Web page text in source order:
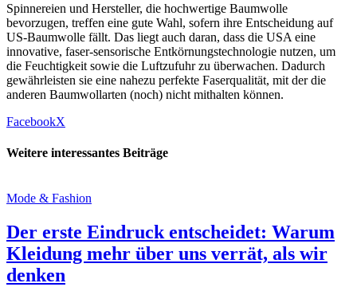
Spinnereien und Hersteller, die hochwertige Baumwolle
bevorzugen, treffen eine gute Wahl, sofern ihre Entscheidung auf
US-Baumwolle fällt. Das liegt auch daran, dass die USA eine
innovative, faser-sensorische Entkörnungstechnologie nutzen, um
die Feuchtigkeit sowie die Luftzufuhr zu überwachen. Dadurch
gewährleisten sie eine nahezu perfekte Faserqualität, mit der die
anderen Baumwollarten (noch) nicht mithalten können.
FacebookX
Weitere interessantes Beiträge
Mode & Fashion
Der erste Eindruck entscheidet: Warum
Kleidung mehr über uns verrät, als wir
denken